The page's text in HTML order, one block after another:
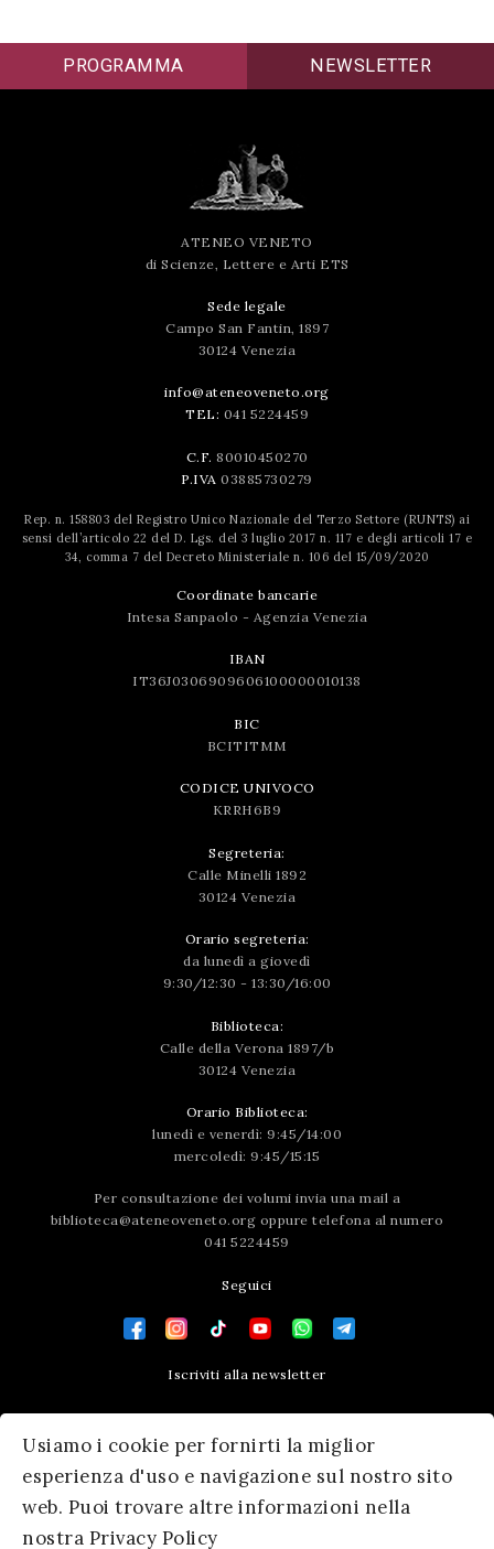
Usiamo i cookie per fornirti la miglior
esperienza d'uso e navigazione sul nostro sito
web. Puoi trovare altre informazioni nella
nostra Privacy Policy
PROGRAMMA NEWSLETTER
ATENEO VENETO
di Scienze, Lettere e Arti ETS
Sede legale
Campo San Fantin, 1897
30124 Venezia
info@ateneoveneto.org
TEL: 041 5224459
C.F. 80010450270
P.IVA 03885730279
Rep. n. 158803 del Registro Unico Nazionale del Terzo Settore (RUNTS) ai
sensi dell’articolo 22 del D. Lgs. del 3 luglio 2017 n. 117 e degli articoli 17 e
34, comma 7 del Decreto Ministeriale n. 106 del 15/09/2020
Coordinate bancarie
Intesa Sanpaolo - Agenzia Venezia
IBAN
IT36J0306909606100000010138
BIC
BCITITMM
CODICE UNIVOCO
KRRH6B9
Segreteria:
Calle Minelli 1892
30124 Venezia
Orario segreteria:
da lunedì a giovedì
9:30/12:30 - 13:30/16:00
Biblioteca:
Calle della Verona 1897/b
30124 Venezia
Orario Biblioteca:
lunedì e venerdì: 9:45/14:00
mercoledì: 9:45/15:15
Per consultazione dei volumi invia una mail a
biblioteca@ateneoveneto.org oppure telefona al numero
041 5224459
Seguici
Iscriviti alla newsletter
Contatti